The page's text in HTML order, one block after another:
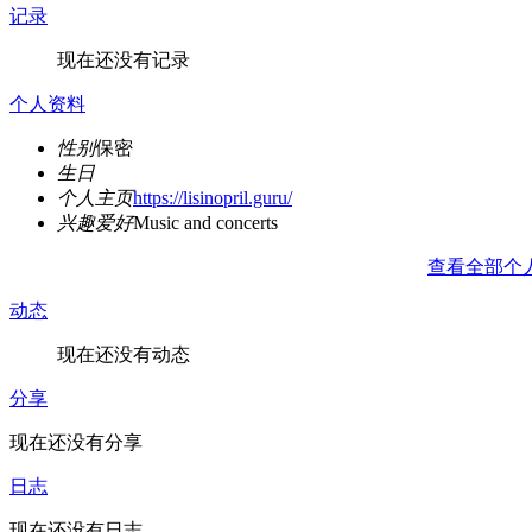
记录
现在还没有记录
个人资料
性别保密
生日
个人主页https://lisinopril.guru/
兴趣爱好Music and concerts
查看全部个
动态
现在还没有动态
分享
现在还没有分享
日志